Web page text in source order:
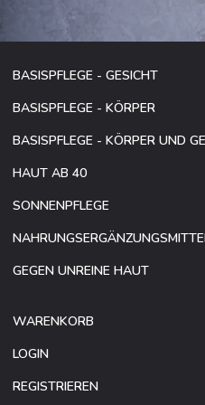
BASISPFLEGE - GESICHT
BASISPFLEGE - KÖRPER
BASISPFLEGE - KÖRPER UND
HAUT AB 40
SONNENPFLEGE
GEGEN UNREINE HAUT
WARENKORB
LOGIN
REGISTRIEREN